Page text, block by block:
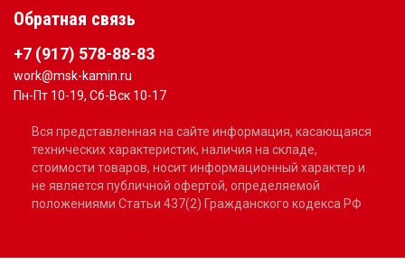
Обратная связь
+7 (917) 578-88-83
work@msk-kamin.ru
Пн-Пт 10-19, Сб-Вск 10-17
Вся представленная на сайте информация, касающаяся
технических характеристик, наличия на складе,
стоимости товаров, носит информационный характер и
не является публичной офертой, определяемой
положениями Статьи 437(2) Гражданского кодекса РФ